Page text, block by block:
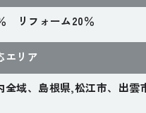
リフォーム20％
エリア
全域、島根県,松江市、出雲